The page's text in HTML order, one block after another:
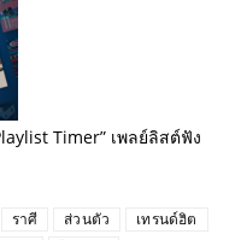
Timer” เพลย์ลิสต์ฟัง
ราศี ส่วนตัว
เทรนด์ฮิต